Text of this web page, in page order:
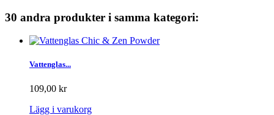
30 andra produkter i samma kategori:
Vattenglas...
109,00 kr
Lägg i varukorg